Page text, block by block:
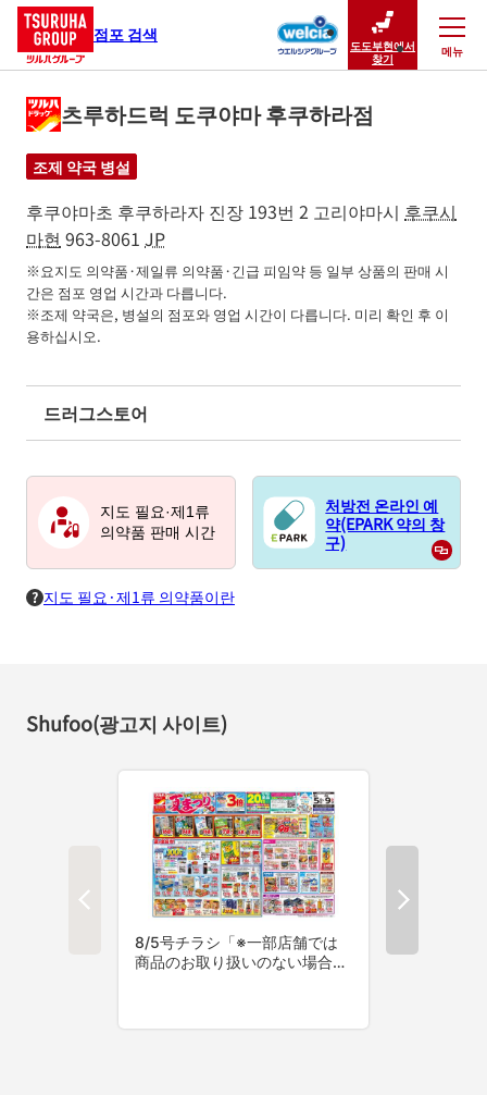
점포 검색
도도부현에서
찾기
메뉴
닫기
츠루하드럭 도쿠야마 후쿠하라점
조제 약국 병설
후쿠야마초 후쿠하라자 진장 193번 2 고리야마시 후쿠시
마현 963-8061 JP
※요지도 의약품·제일류 의약품·긴급 피임약 등 일부 상품의 판매 시
간은 점포 영업 시간과 다릅니다.
※조제 약국은, 병설의 점포와 영업 시간이 다릅니다. 미리 확인 후 이
용하십시오.
드러그스토어
지도 필요·제1류
의약품 판매 시간
처방전 온라인 예
약(EPARK 약의 창
구)
지도 필요·제1류 의약품이란
Shufoo(광고지 사이트)